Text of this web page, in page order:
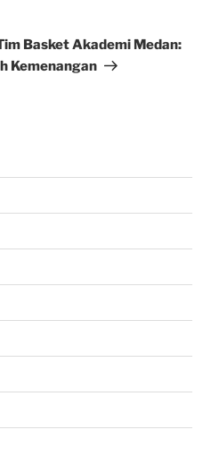
Basket Akademi Medan:
Kemenangan